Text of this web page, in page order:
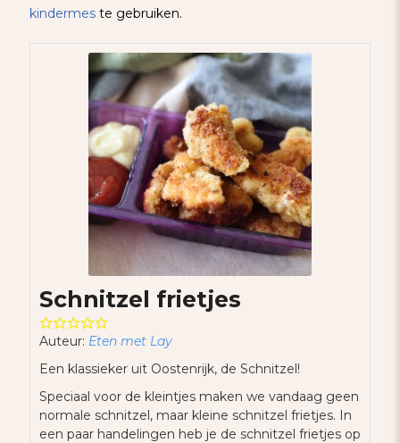
kindermes te gebruiken.
Schnitzel frietjes
Auteur: Eten met Lay
Een klassieker uit Oostenrijk, de Schnitzel!
Speciaal voor de kleintjes maken we vandaag geen
normale schnitzel, maar kleine schnitzel frietjes. In
een paar handelingen heb je de schnitzel frietjes op